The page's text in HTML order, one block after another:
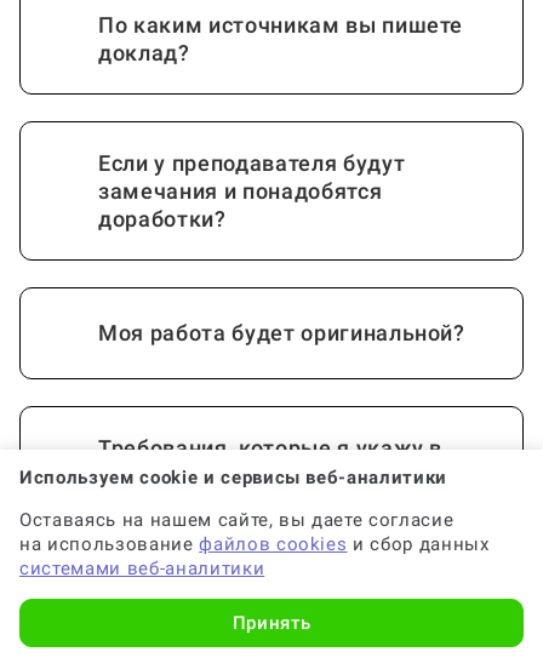
По каким источникам вы пишете
доклад?
Если у преподавателя будут
замечания и понадобятся
доработки?
Моя работа будет оригинальной?
Требования, которые я укажу в
заказе, будут соблюдены?
Почему выгодно заказать
консультацию по докладу на Work5?
Показать еще
Используем cookie и сервисы веб-аналитики
Оставаясь на нашем сайте, вы даете согласие
на использованиефайлов cookies и сбор данных
системами веб-аналитики
Принять